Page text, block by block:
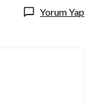
Yorum Yap